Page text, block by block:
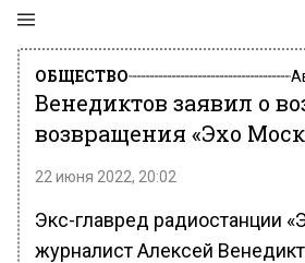
ОБЩЕСТВО
Венедиктов заявил о
возвращения «Эхо
22 июня 2022, 20:02
Экс-главред радиостанции
журналист Алексей